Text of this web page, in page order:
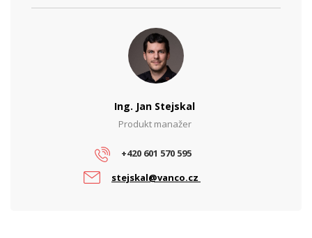
Ing. Jan Stejskal
Produkt manažer
+420 601 570 595
stejskal@vanco.cz